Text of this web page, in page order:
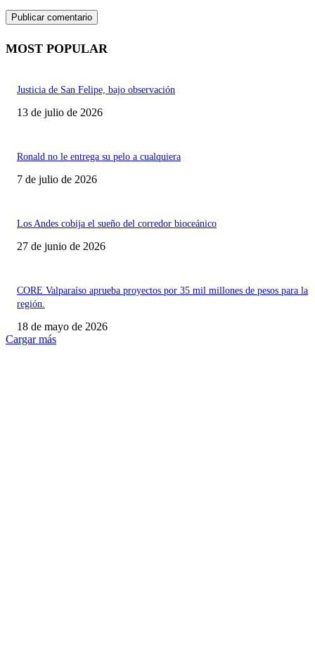
MOST POPULAR
Justicia de San Felipe, bajo observación
13 de julio de 2026
Ronald no le entrega su pelo a cualquiera
7 de julio de 2026
Los Andes cobija el sueño del corredor bioceánico
27 de junio de 2026
CORE Valparaíso aprueba proyectos por 35 mil millones de pesos para la
región.
18 de mayo de 2026
Cargar más